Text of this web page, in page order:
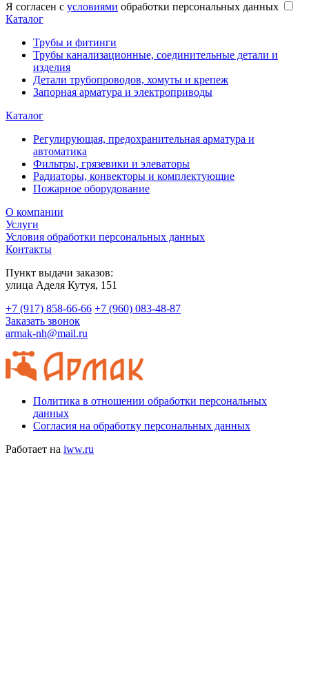
Я согласен с условиями обработки персональных данных
Каталог
Трубы и фитинги
Трубы канализационные, соединительные детали и
изделия
Детали трубопроводов, хомуты и крепеж
Запорная арматура и электроприводы
Каталог
Регулирующая, предохранительная арматура и
автоматика
Фильтры, грязевики и элеваторы
Радиаторы, конвекторы и комплектующие
Пожарное оборудование
О компании
Услуги
Условия обработки персональных данных
Контакты
Пункт выдачи заказов:
​улица Аделя Кутуя, 151
+7 (917) 858-66-66 +7 (960) 083-48-87
Заказать звонок
armak-nh@mail.ru
Политика в отношении обработки персональных
данных
Согласия на обработку персональных данных
Работает на iww.ru